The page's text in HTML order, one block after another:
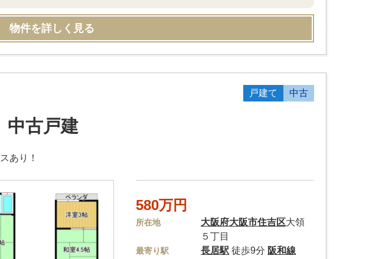
物件を詳しく見る
戸建て 中古
古戸建
あり！
580万円
所在地 大阪府大阪市住吉区大領
５丁目
最寄り駅 長居駅 徒歩9分 阪和線